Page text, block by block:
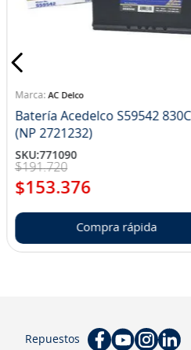
AC Delco
Batería Acedelco S59542
(NP 2721232)
SKU:771090
$191.720
$153.376
Compra rápida
Repuestos